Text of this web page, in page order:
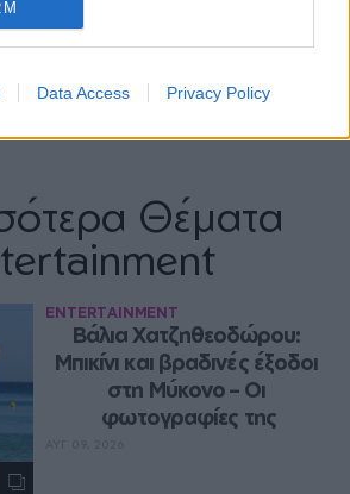
Data Access Privacy Policy
Θέματα
ENTERTAINMENT
Βάλια Χατζηθεοδώρου:
Μπικίνι και βραδινές έξοδοι
στη Μύκονο – Οι
φωτογραφίες της